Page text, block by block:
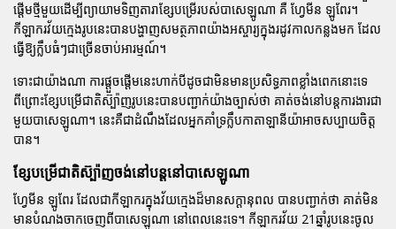
ផ្តើមថ្មីមួយដើម្បីព្យាយាមទិញតារាខ្សែបម្រើរបស់បាសេឡូណា គឺ ហ្វែមីន ឡូពែរ។
កីឡាករវ័យក្មេងរូបនេះបានបង្ហាញសមត្ថភាពយ៉ាងអស្ចារ្យក្នុងរដូវកាលកន្លងមក ដែល
ធ្វើឱ្យក្លឹបធំៗជាច្រើនចាប់អារម្មណ៍។
ទោះជាយ៉ាងណា ការផ្តួចផ្តើមនេះហាក់បីដូចជាមិនមានប្រសិទ្ធភាពខ្លាំងពេកនោះទេ
ពីព្រោះខ្សែបម្រើជាតិស៊្ប៉ាញរូបនេះបានបញ្ជាក់យ៉ាងច្បាស់ថា គាត់ចង់នៅបន្តការងារជា
មួយបាសេឡូណា។ នេះគឺជាដំណឹងដែលអ្នកគាំទ្រក្លឹបកាតាឡានីយ៉ាអាចសប្បាយចិត្ត
បាន។
ខ្សែបម្រើជាតិស៊្ប៉ាញចង់នៅបន្តនៅបាសេឡូណា
ហ្វែមីន ឡូពែរ ដែលជាកីឡាករក្នុងវ័យក្មេងដ៏មានសក្តានុពល បានបញ្ជាក់ថា គាត់មិន
មានបំណងចាកចេញពីបាសេឡូណា នៅពេលនេះទេ។ កីឡាករវ័យ 21ឆ្នាំរូបនេះចូល